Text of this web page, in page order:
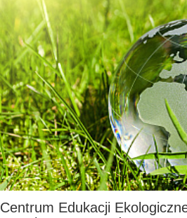
Centrum Edukacji